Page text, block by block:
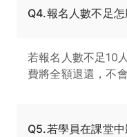
Q4.報名人數不足怎
若報名人數不足10
費將全額退還，不
Q5.若學員在課堂